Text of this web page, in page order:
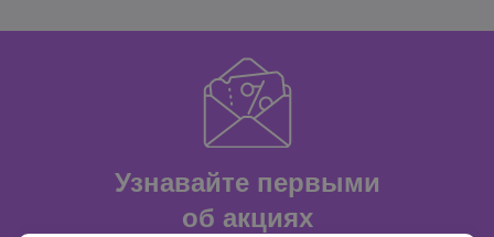
Узнавайте первыми
об акциях